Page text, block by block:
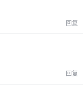
回复
回复